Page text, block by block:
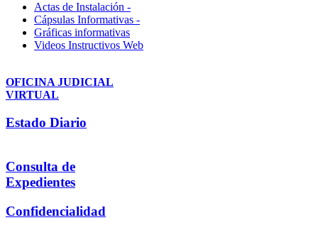
Actas de Instalación -
Cápsulas Informativas -
Gráficas informativas
Videos Instructivos Web
OFICINA JUDICIAL
VIRTUAL
Estado Diario
Consulta de
Expedientes
Confidencialidad